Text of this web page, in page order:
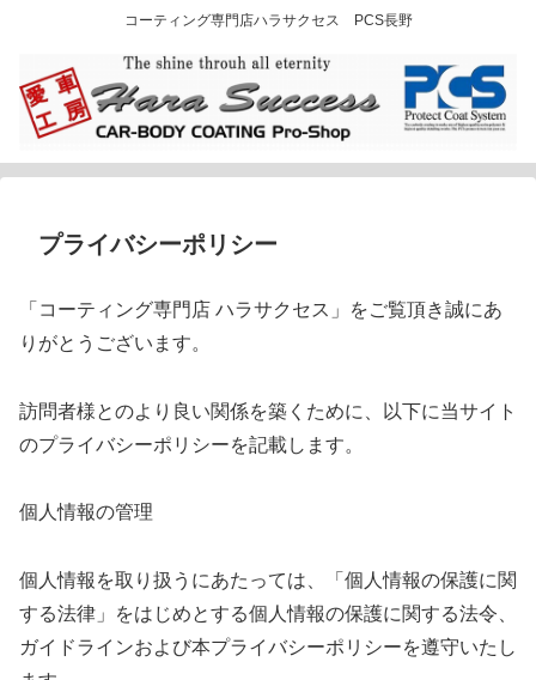
コーティング専門店ハラサクセス PCS長野
プライバシーポリシー
「コーティング専門店 ハラサクセス」をご覧頂き誠にあ
りがとうございます。
訪問者様とのより良い関係を築くために、以下に当サイト
のプライバシーポリシーを記載します。
個人情報の管理
個人情報を取り扱うにあたっては、「個人情報の保護に関
する法律」をはじめとする個人情報の保護に関する法令、
ガイドラインおよび本プライバシーポリシーを遵守いたし